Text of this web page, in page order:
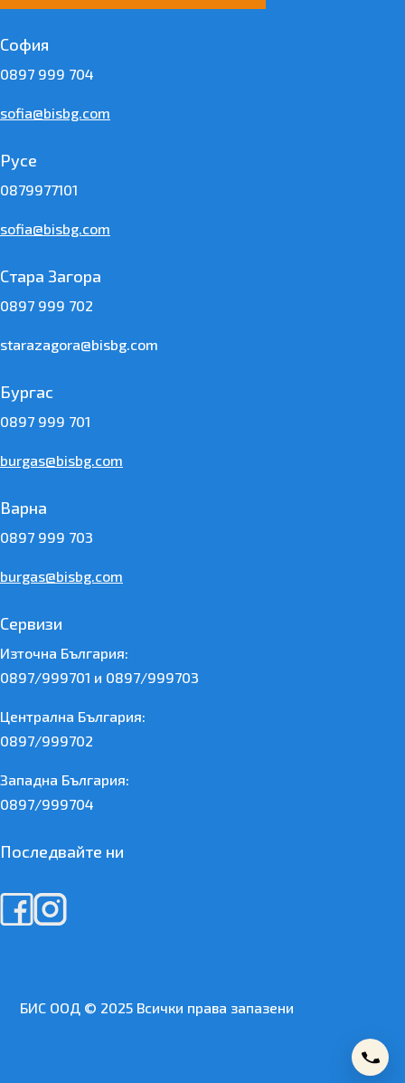
София
0897 999 704
sofia@bisbg.com
Русе
0879977101
sofia@bisbg.com
Стара Загора
0897 999 702
starazagora@bisbg.com
Бургас
0897 999 701
burgas@bisbg.com
Варна
0897 999 703
burgas@bisbg.com
Сервизи
Източна България:
0897/999701 и 0897/999703
Централна България:
0897/999702
Западна България:
0897/999704
Последвайте ни
БИС ООД © 2025 Всички права запазени